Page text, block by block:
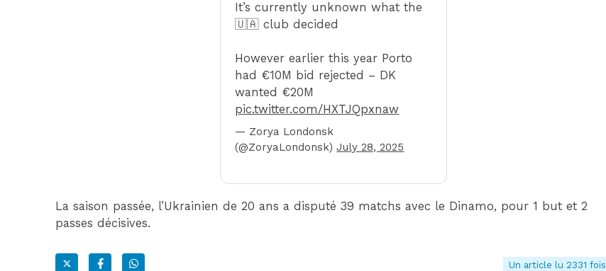
It’s currently unknown what the
🇺🇦 club decided
However earlier this year Porto
had €10M bid rejected – DK
wanted €20M
pic.twitter.com/HXTJQpxnaw
— Zorya Londonsk
(@ZoryaLondonsk)July 28, 2025
La saison passée, l’Ukrainien de 20 ans a disputé 39 matchs avec le Dinamo, pour 1 but et 2
passes décisives.
Un article lu 2331 fois